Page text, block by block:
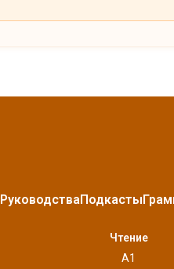
РуководстваПодкасты
Чтение
A1